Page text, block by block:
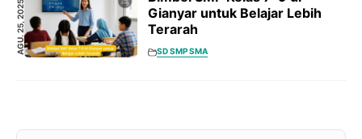
AGU. 25, 2025
Gianyar untuk Belajar Lebih
Terarah
SD SMP SMA